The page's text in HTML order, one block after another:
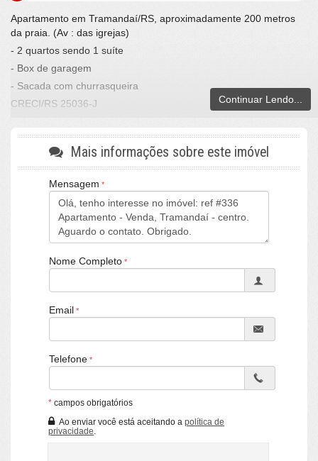
Apartamento em Tramandaí/RS, aproximadamente 200 metros
da praia. (Av : das igrejas)
- 2 quartos sendo 1 suíte
- Box de garagem
- Sacada com churrasqueira
CRECI/RS 25036-J
Continuar Lendo...
Mais informações sobre este imóvel
Mensagem
Nome Completo
Email
Telefone
* campos obrigatórios
Ao enviar você está aceitando a política de
privacidade